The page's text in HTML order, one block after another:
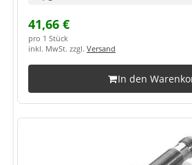
41,66 €
pro 1 Stück
inkl. MwSt. zzgl. Versand
In den